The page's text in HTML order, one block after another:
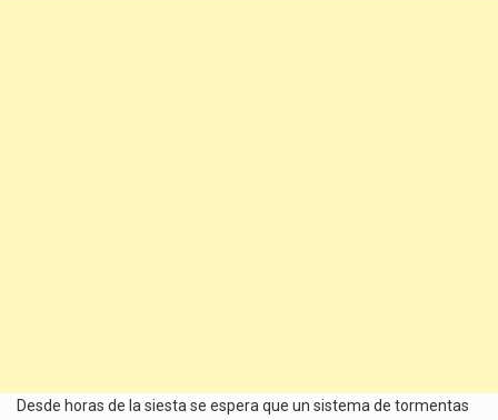
Desde horas de la siesta se espera que un sistema de tormentas